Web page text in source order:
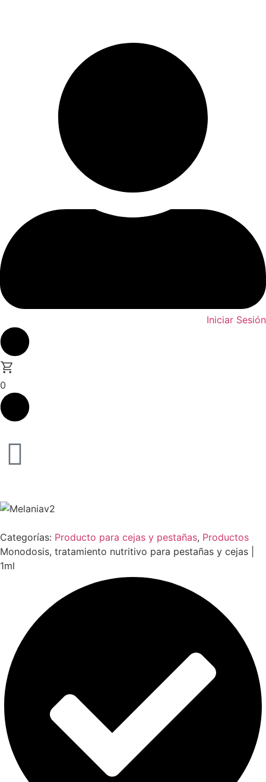
Iniciar Sesión
0
Categorías: Producto para cejas y pestañas, Productos
Monodosis, tratamiento nutritivo para pestañas y cejas |
1ml